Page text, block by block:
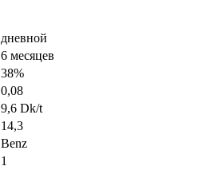
дневной
6 месяцев
38%
0,08
9,6 Dk/t
14,3
Benz
1